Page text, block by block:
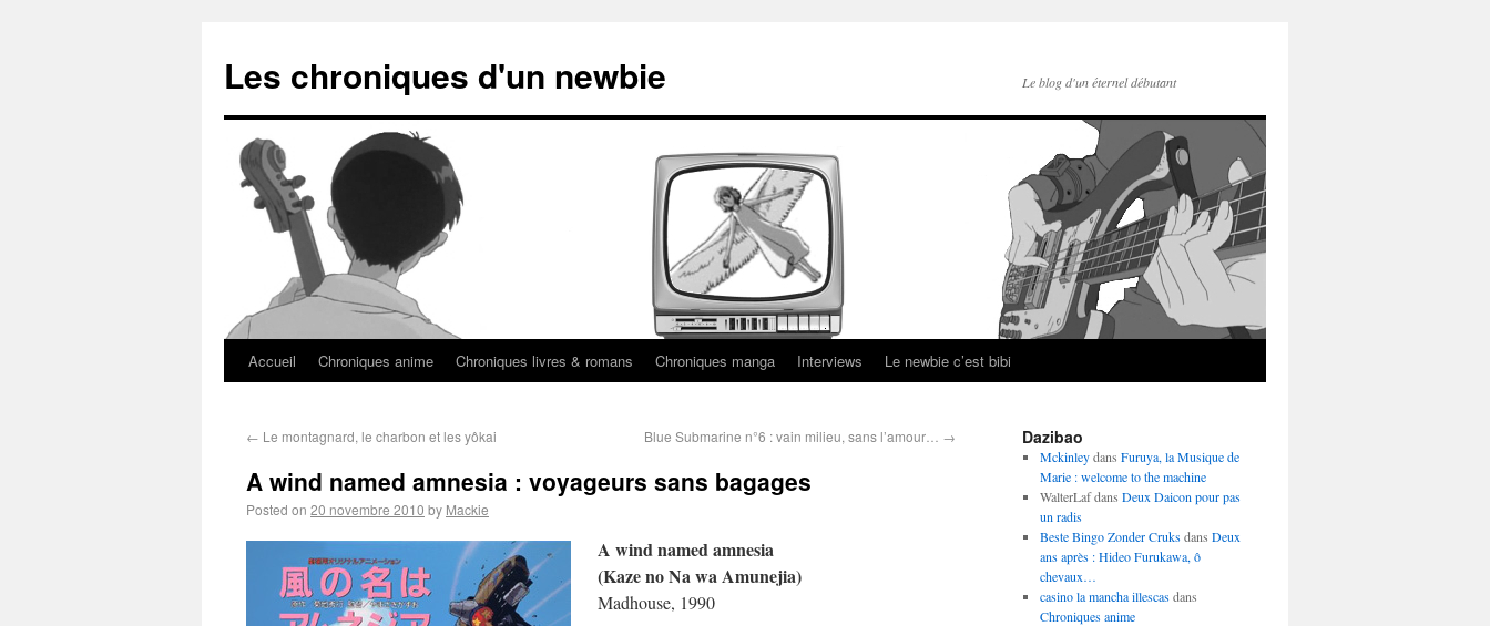
Les chroniques d'un newbie Le blog d'un éternel débutant
Accueil Chroniques anime Chroniques livres & romans Chroniques manga Interviews Le newbie c’est bibi
← Le montagnard, le charbon et les yôkai Blue Submarine n°6 : vain milieu, sans l’amour… →
A wind named amnesia : voyageurs sans bagages
Posted on 20 novembre 2010 by Mackie
A wind named amnesia
(Kaze no Na wa Amunejia)
Madhouse, 1990
Dazibao
Mckinleydans Furuya, la Musique de
Marie : welcome to the machine
WalterLaf dans Deux Daicon pour pas
un radis
Beste Bingo Zonder Cruksdans Deux
ans après : Hideo Furukawa, ô
chevaux…
casino la mancha illescasdans
Chroniques anime